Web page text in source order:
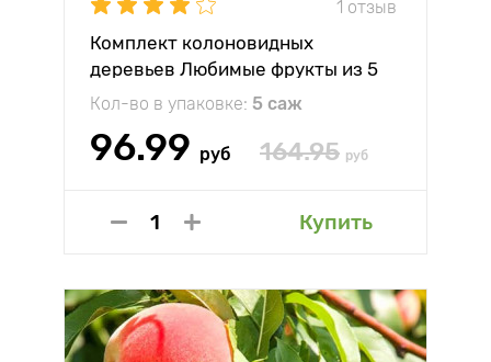
1 отзыв
Комплект колоновидных
деревьев Любимые фрукты из 5
саженцев
Кол-во в упаковке: 5 саж
96.99 руб 164.95 руб
Купить